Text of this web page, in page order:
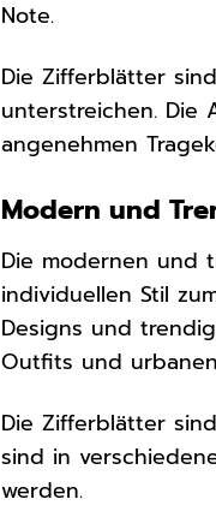
Note.
Die Zifferblätter
unterstreichen. Die
angenehmen
Modern und
Die modernen und
individuellen Stil
Designs und
Outfits und
Die Zifferblätter
sind in
werden.